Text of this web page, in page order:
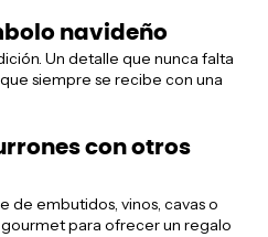
navideño
Un detalle que nunca falta
siempre se recibe con una
con otros
de embutidos, vinos, cavas o
para ofrecer un regalo